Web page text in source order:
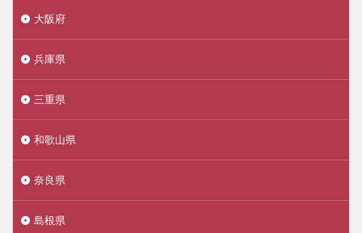
大阪府
兵庫県
三重県
和歌山県
奈良県
島根県